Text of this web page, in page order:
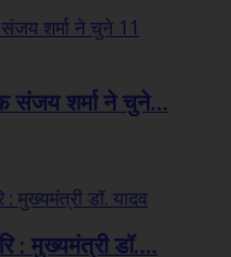
शर्मा ने चुने...
: मुख्यमंत्री डॉ....